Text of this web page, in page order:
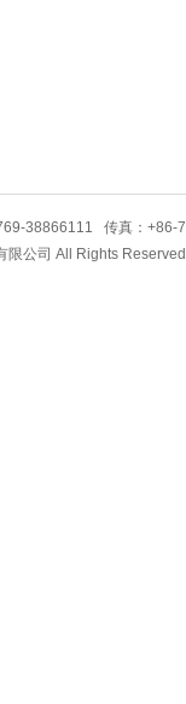
38866111 传真：
限公司 All Rights